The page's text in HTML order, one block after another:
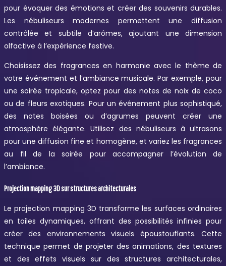
pour évoquer des émotions et créer des souvenirs durables.
Les nébuliseurs modernes permettent une diffusion
contrôlée et subtile d’arômes, ajoutant une dimension
olfactive à l’expérience festive.
Choisissez des fragrances en harmonie avec le thème de
votre événement et l’ambiance musicale. Par exemple, pour
une soirée tropicale, optez pour des notes de noix de coco
ou de fleurs exotiques. Pour un événement plus sophistiqué,
des notes boisées ou d’agrumes peuvent créer une
atmosphère élégante. Utilisez des nébuliseurs à ultrasons
pour une diffusion fine et homogène, et variez les fragrances
au fil de la soirée pour accompagner l’évolution de
l’ambiance.
Projection mapping 3D sur structures architecturales
Le projection mapping 3D transforme les surfaces ordinaires
en toiles dynamiques, offrant des possibilités infinies pour
créer des environnements visuels époustouflants. Cette
technique permet de projeter des animations, des textures
et des effets visuels sur des structures architecturales,